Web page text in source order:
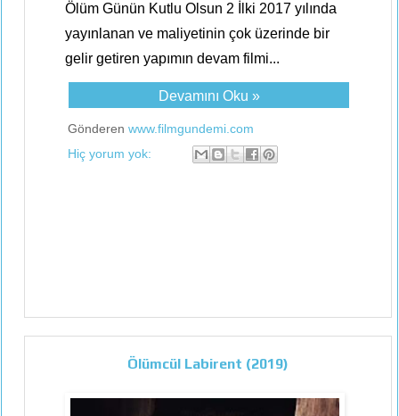
Ölüm Günün Kutlu Olsun 2 İlki 2017 yılında
yayınlanan ve maliyetinin çok üzerinde bir
gelir getiren yapımın devam filmi...
Devamını Oku »
Gönderen www.filmgundemi.com
Hiç yorum yok:
Ölümcül Labirent (2019)